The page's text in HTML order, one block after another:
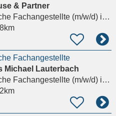
& Partner
Fachangestellte (m/w/d)in Modautal, Brandau
Fachangestellte
Michael Lauterbach
Fachangestellte (m/w/d)in Mühlheim am Main